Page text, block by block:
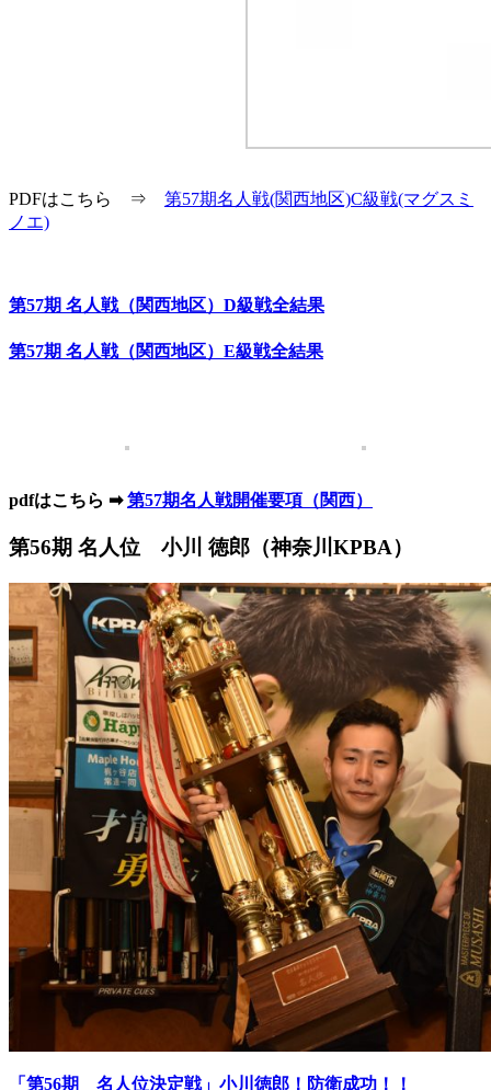
PDFはこちら ⇒ 第57期名人戦(関西地区)C級戦(マグスミ
ノエ)
第57期 名人戦（関西地区）D級戦全結果
第57期 名人戦（関西地区）E級戦全結果
pdfはこちら ➡︎第57期名人戦開催要項（関西）
第56期 名人位 小川 徳郎（神奈川KPBA）
「第56期 名人位決定戦」小川徳郎！防衛成功！！